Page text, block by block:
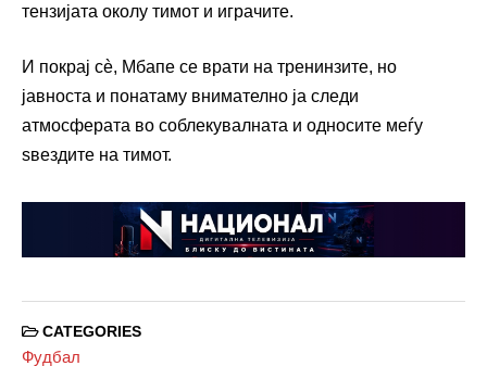
тензијата околу тимот и играчите.
И покрај сè, Мбапе се врати на тренинзите, но
јавноста и понатаму внимателно ја следи
атмосферата во соблекувалната и односите меѓу
ѕвездите на тимот.
CATEGORIES
Фудбал